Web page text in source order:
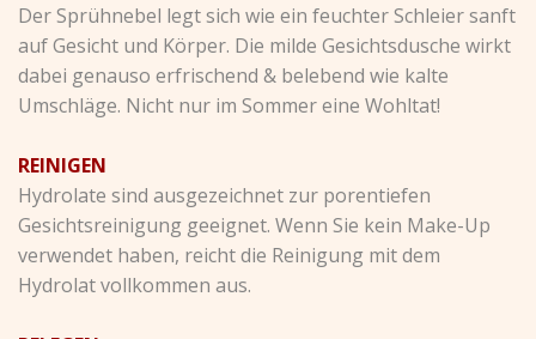
Der Sprühnebel legt sich wie ein feuchter Schleier sanft
auf Gesicht und Körper. Die milde Gesichtsdusche wirkt
dabei genauso erfrischend & belebend wie kalte
Umschläge. Nicht nur im Sommer eine Wohltat!
REINIGEN
Hydrolate sind ausgezeichnet zur porentiefen
Gesichtsreinigung geeignet. Wenn Sie kein Make-Up
verwendet haben, reicht die Reinigung mit dem
Hydrolat vollkommen aus.